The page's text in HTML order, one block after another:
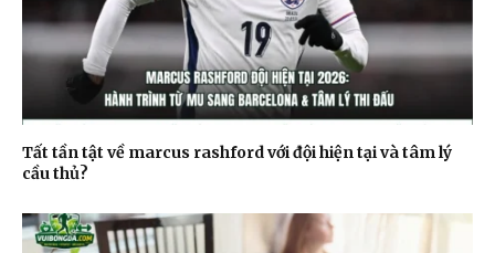
Tất tần tật về marcus rashford với đội hiện tại và tâm lý
cầu thủ?